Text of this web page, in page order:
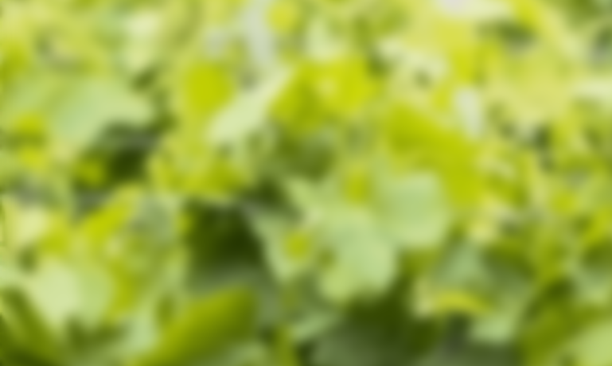
A Bischoff Wines
Sobre a marca
Trabalhe Conosco
Ajuda e Suporte
Central de Atendimento
Trocas e devoluções
Dicas de conservação
Termos de Uso
Política de Privacidade
Minha conta
Entrar / Minha conta
Meus pedidos